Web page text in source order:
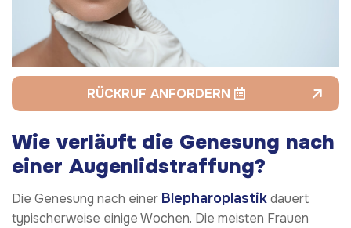
RÜCKRUF ANFORDERN
Wie verläuft die Genesung nach
einer Augenlidstraffung?
Die Genesung nach einer Blepharoplastikdauert
typischerweise einige Wochen. Die meisten Frauen